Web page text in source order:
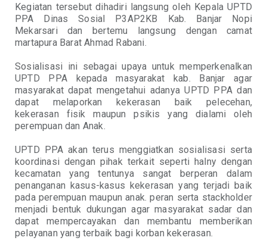
Kegiatan tersebut dihadiri langsung oleh Kepala UPTD
PPA Dinas Sosial P3AP2KB Kab. Banjar Nopi
Mekarsari dan bertemu langsung dengan camat
martapura Barat Ahmad Rabani.
Sosialisasi ini sebagai upaya untuk memperkenalkan
UPTD PPA kepada masyarakat kab. Banjar agar
masyarakat dapat mengetahui adanya UPTD PPA dan
dapat melaporkan kekerasan baik pelecehan,
kekerasan fisik maupun psikis yang dialami oleh
perempuan dan Anak.
UPTD PPA akan terus menggiatkan sosialisasi serta
koordinasi dengan pihak terkait seperti halny dengan
kecamatan yang tentunya sangat berperan dalam
penanganan kasus-kasus kekerasan yang terjadi baik
pada perempuan maupun anak. peran serta stackholder
menjadi bentuk dukungan agar masyarakat sadar dan
dapat mempercayakan dan membantu memberikan
pelayanan yang terbaik bagi korban kekerasan.